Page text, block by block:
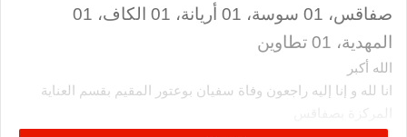
صفاقس، 01 سوسة، 01 أريانة، 01 الكاف، 01
المهدية، 01 تطاوين
الله أكبر
انا لله و إنا إليه راجعون وفاة سفيان بوعتور المقيم بقسم العناية
المركزة بصفاقس